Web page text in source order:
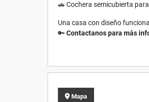
🚗 Cochera semicubierta
Una casa con diseño
🔑Contactanos para más
Mapa